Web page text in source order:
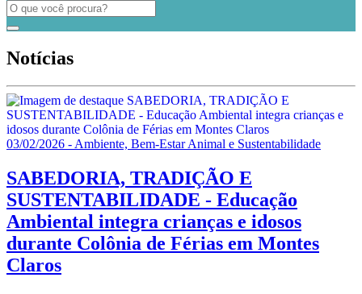
Notícias
03/02/2026 - Ambiente, Bem-Estar Animal e Sustentabilidade
SABEDORIA, TRADIÇÃO E
SUSTENTABILIDADE - Educação
Ambiental integra crianças e idosos
durante Colônia de Férias em Montes
Claros